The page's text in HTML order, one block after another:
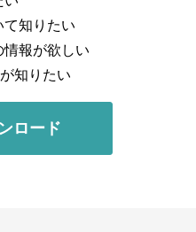
知りたい
情報が欲しい
知りたい
ロード